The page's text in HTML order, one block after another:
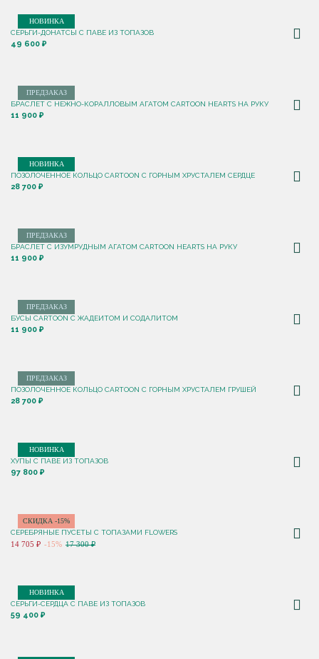
НОВИНКА
СЕРЬГИ-ДОНАТСЫ С ПАВЕ ИЗ ТОПАЗОВ
49 600 ₽
ПРЕДЗАКАЗ
БРАСЛЕТ С НЕЖНО-КОРАЛЛОВЫМ АГАТОМ CARTOON HEARTS НА РУКУ
11 900 ₽
НОВИНКА
ПОЗОЛОЧЕННОЕ КОЛЬЦО CARTOON C ГОРНЫМ ХРУСТАЛЕМ СЕРДЦЕ
28 700 ₽
ПРЕДЗАКАЗ
БРАСЛЕТ С ИЗУМРУДНЫМ АГАТОМ CARTOON HEARTS НА РУКУ
11 900 ₽
ПРЕДЗАКАЗ
БУСЫ CARTOON С ЖАДЕИТОМ И СОДАЛИТОМ
11 900 ₽
ПРЕДЗАКАЗ
ПОЗОЛОЧЕННОЕ КОЛЬЦО CARTOON C ГОРНЫМ ХРУСТАЛЕМ ГРУШЕЙ
28 700 ₽
НОВИНКА
ХУПЫ С ПАВЕ ИЗ ТОПАЗОВ
97 800 ₽
СКИДКА -15%
СЕРЕБРЯНЫЕ ПУСЕТЫ С ТОПАЗАМИ FLOWERS
14 705 ₽ -15% 17 300 ₽
НОВИНКА
СЕРЬГИ-СЕРДЦА С ПАВЕ ИЗ ТОПАЗОВ
59 400 ₽